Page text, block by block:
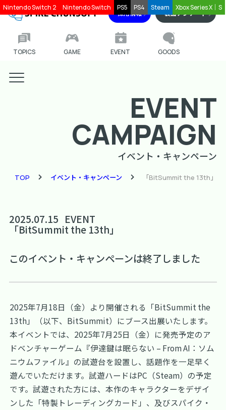
採用情報 製品アンケート
TOPICS GAME EVENT GOODS
EVENT
CAMPAIGN
イベント・キャンペーン
TOP イベント・キャンペーン 「BitSummit the 13th」
2025.07.15 EVENT
「BitSummit the 13th」
このイベント・キャンペーンは終了しました
2025年7月18日（金）より開催される「BitSummit the
13th」（以下、BitSummit）にブース出展いたします。
本イベントでは、2025年7月25日（金）に発売予定のア
ドベンチャーゲーム『伊達鍵は眠らない – From AI：ソム
ニウムファイル』の試遊台を設置し、話題作を一足早く
遊んでいただけます。試遊ハードはPC（Steam）の予定
です。試遊された方には、本作のキャラクターをデザイ
ンした「特製トレーディングカード」、及びスパイク・
Nintendo Switch 2 Nintendo Switch PS5 PS4 Steam Xbox Series X｜S